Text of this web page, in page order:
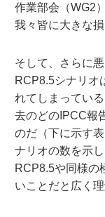
作業部会（WG2
我々皆に大きな
そして、さらに
RCP8.5シナリオ
れてしまってい
去のどのIPCC報
のだ（下に示す
ナリオの数を示
RCP8.5や同様の
いことだと広く